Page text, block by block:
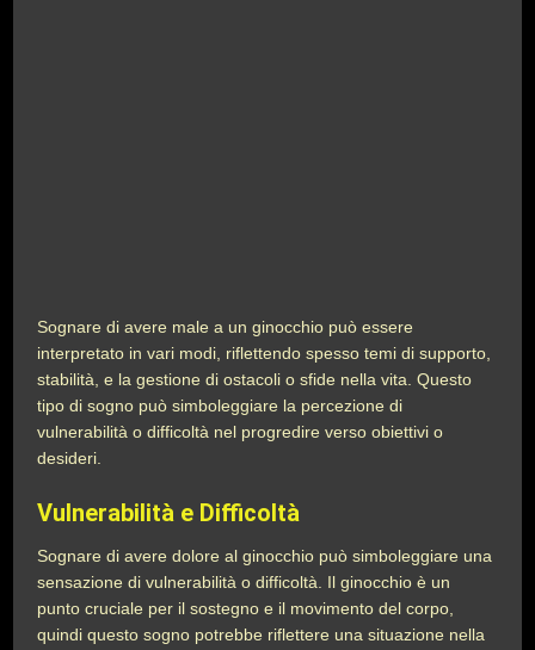
Sognare di avere male a un ginocchio può essere
interpretato in vari modi, riflettendo spesso temi di supporto,
stabilità, e la gestione di ostacoli o sfide nella vita. Questo
tipo di sogno può simboleggiare la percezione di
vulnerabilità o difficoltà nel progredire verso obiettivi o
desideri.
Vulnerabilità e Difficoltà
Sognare di avere dolore al ginocchio può simboleggiare una
sensazione di vulnerabilità o difficoltà. Il ginocchio è un
punto cruciale per il sostegno e il movimento del corpo,
quindi questo sogno potrebbe riflettere una situazione nella